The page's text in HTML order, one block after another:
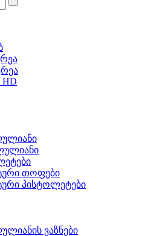
HD
თოფები
პისტოლეტები
ვაზნები